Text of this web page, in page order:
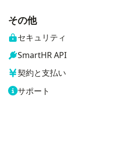
その他
セキュリティ
SmartHR API
契約と支払い
サポート